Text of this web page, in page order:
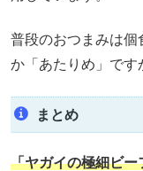
普段のおつまみは個
か「あたりめ」です
まとめ
「ヤガイの極細ビー